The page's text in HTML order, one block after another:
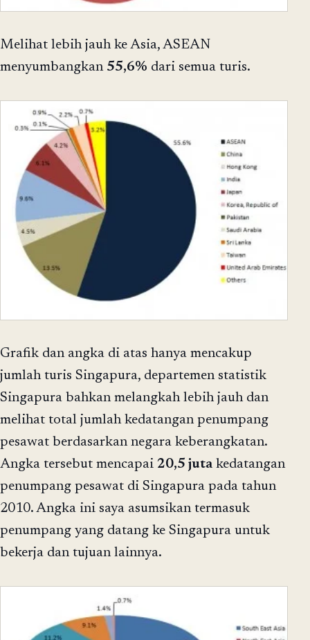
Melihat lebih jauh ke Asia, ASEAN
menyumbangkan 55,6% dari semua turis.
Grafik dan angka di atas hanya mencakup
jumlah turis Singapura, departemen statistik
Singapura bahkan melangkah lebih jauh dan
melihat total jumlah kedatangan penumpang
pesawat berdasarkan negara keberangkatan.
Angka tersebut mencapai 20,5 jutakedatangan
penumpang pesawat di Singapura pada tahun
2010. Angka ini saya asumsikan termasuk
penumpang yang datang ke Singapura untuk
bekerja dan tujuan lainnya.